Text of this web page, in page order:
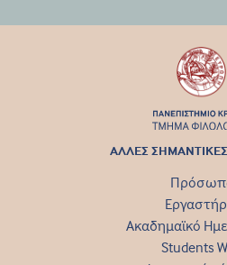
ΑΛΛΕΣ
Ακαδημαϊκό
Students